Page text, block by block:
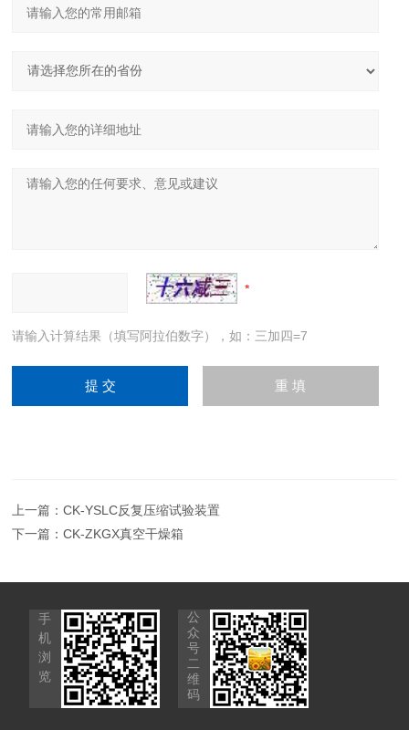
请输入计算结果（填写阿拉伯数字），如：三加四=7
上一篇：CK-YSLC反复压缩试验装置
下一篇：CK-ZKGX真空干燥箱
手
机
浏
览
公
众
号
二
维
码